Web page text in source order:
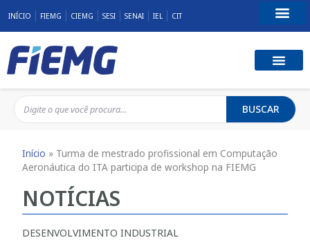
INÍCIO FIEMG CIEMG SESI SENAI IEL CIT
BUSCAR
Início » Turma de mestrado profissional em Computação
Aeronáutica do ITA participa de workshop na FIEMG
NOTÍCIAS
DESENVOLVIMENTO INDUSTRIAL